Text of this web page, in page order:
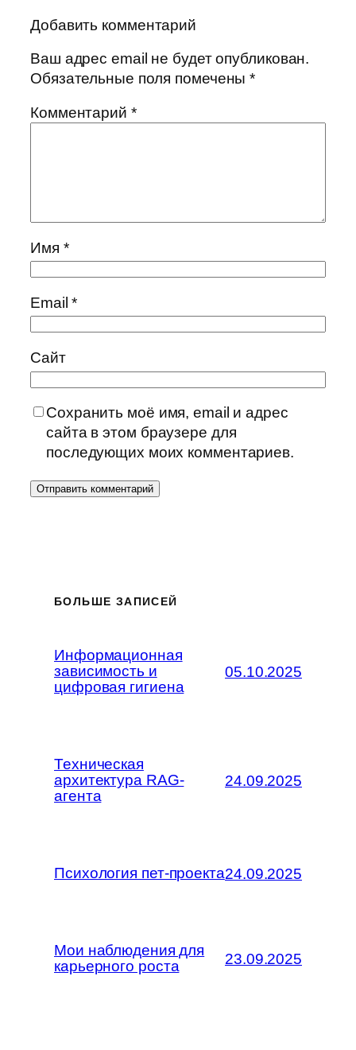
Добавить комментарий
Ваш адрес email не будет опубликован.
Обязательные поля помечены*
Комментарий *
Имя *
Email*
Сайт
Сохранить моё имя, email и адрес
сайта в этом браузере для
последующих моих комментариев.
БОЛЬШЕ ЗАПИСЕЙ
Информационная
зависимость и
цифровая гигиена
05.10.2025
Техническая
архитектура RAG-
агента
24.09.2025
Психология пет-проекта24.09.2025
Мои наблюдения для
карьерного роста
23.09.2025